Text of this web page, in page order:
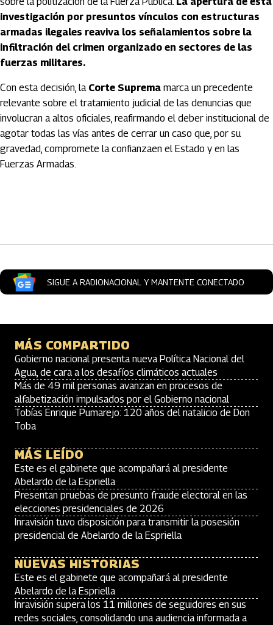
investigación por presuntos vínculos con estructuras
armadas ilegales reaviva los señalamientos sobre la
infiltración del crimen organizado en sectores de las
fuerzas militares.
Con esta decisión, laCorte Suprema marca un precedente
relevante sobre el tratamiento judicial de las denuncias que
involucran a altos oficiales, reafirmando el deber institucional de
agotar todas las vías antes de cerrar un caso que, por su
gravedad, compromete la confianzaen el Estado y en las
Fuerzas Armadas.
SIGUE A RADIONACIONAL Y MANTENTE CONECTADO
MÁS COMPARTIDO
Gobierno nacional presenta nueva Política Nacional del
Agua, de cara a los desafíos climáticos actuales
Más de 49 mil personas avanzan en procesos de
alfabetización impulsados por el Gobierno nacional
Tobías Enrique Pumarejo: 120 años del natalicio de Don
Toba
MÁS LEÍDO
Este es el gabinete que acompañará al presidente
Abelardo de la Espriella
Presentan pruebas de presunto fraude electoral en las
elecciones presidenciales de 2026
Inravisión tuvo disposición para transmitir la posesión
presidencial de Abelardo de la Espriella
NUEVAS HISTORIAS
Este es el gabinete que acompañará al presidente
Abelardo de la Espriella
Inravisión supera los 11 millones de seguidores en sus
redes sociales, consolidando una audiencia informada a